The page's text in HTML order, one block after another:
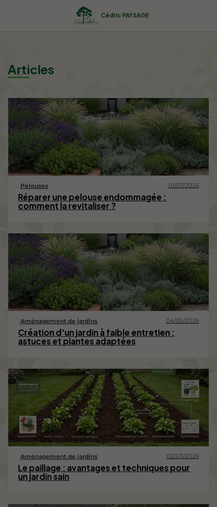
Cédric PAYSAGE
Articles
Pelouses 01/07/2026
Réparer une pelouse endommagée :
comment la revitaliser ?
Aménagement de jardins 04/05/2026
Création d'un jardin à faible entretien :
astuces et plantes adaptées
Aménagement de jardins 02/03/2026
Le paillage : avantages et techniques pour
un jardin sain